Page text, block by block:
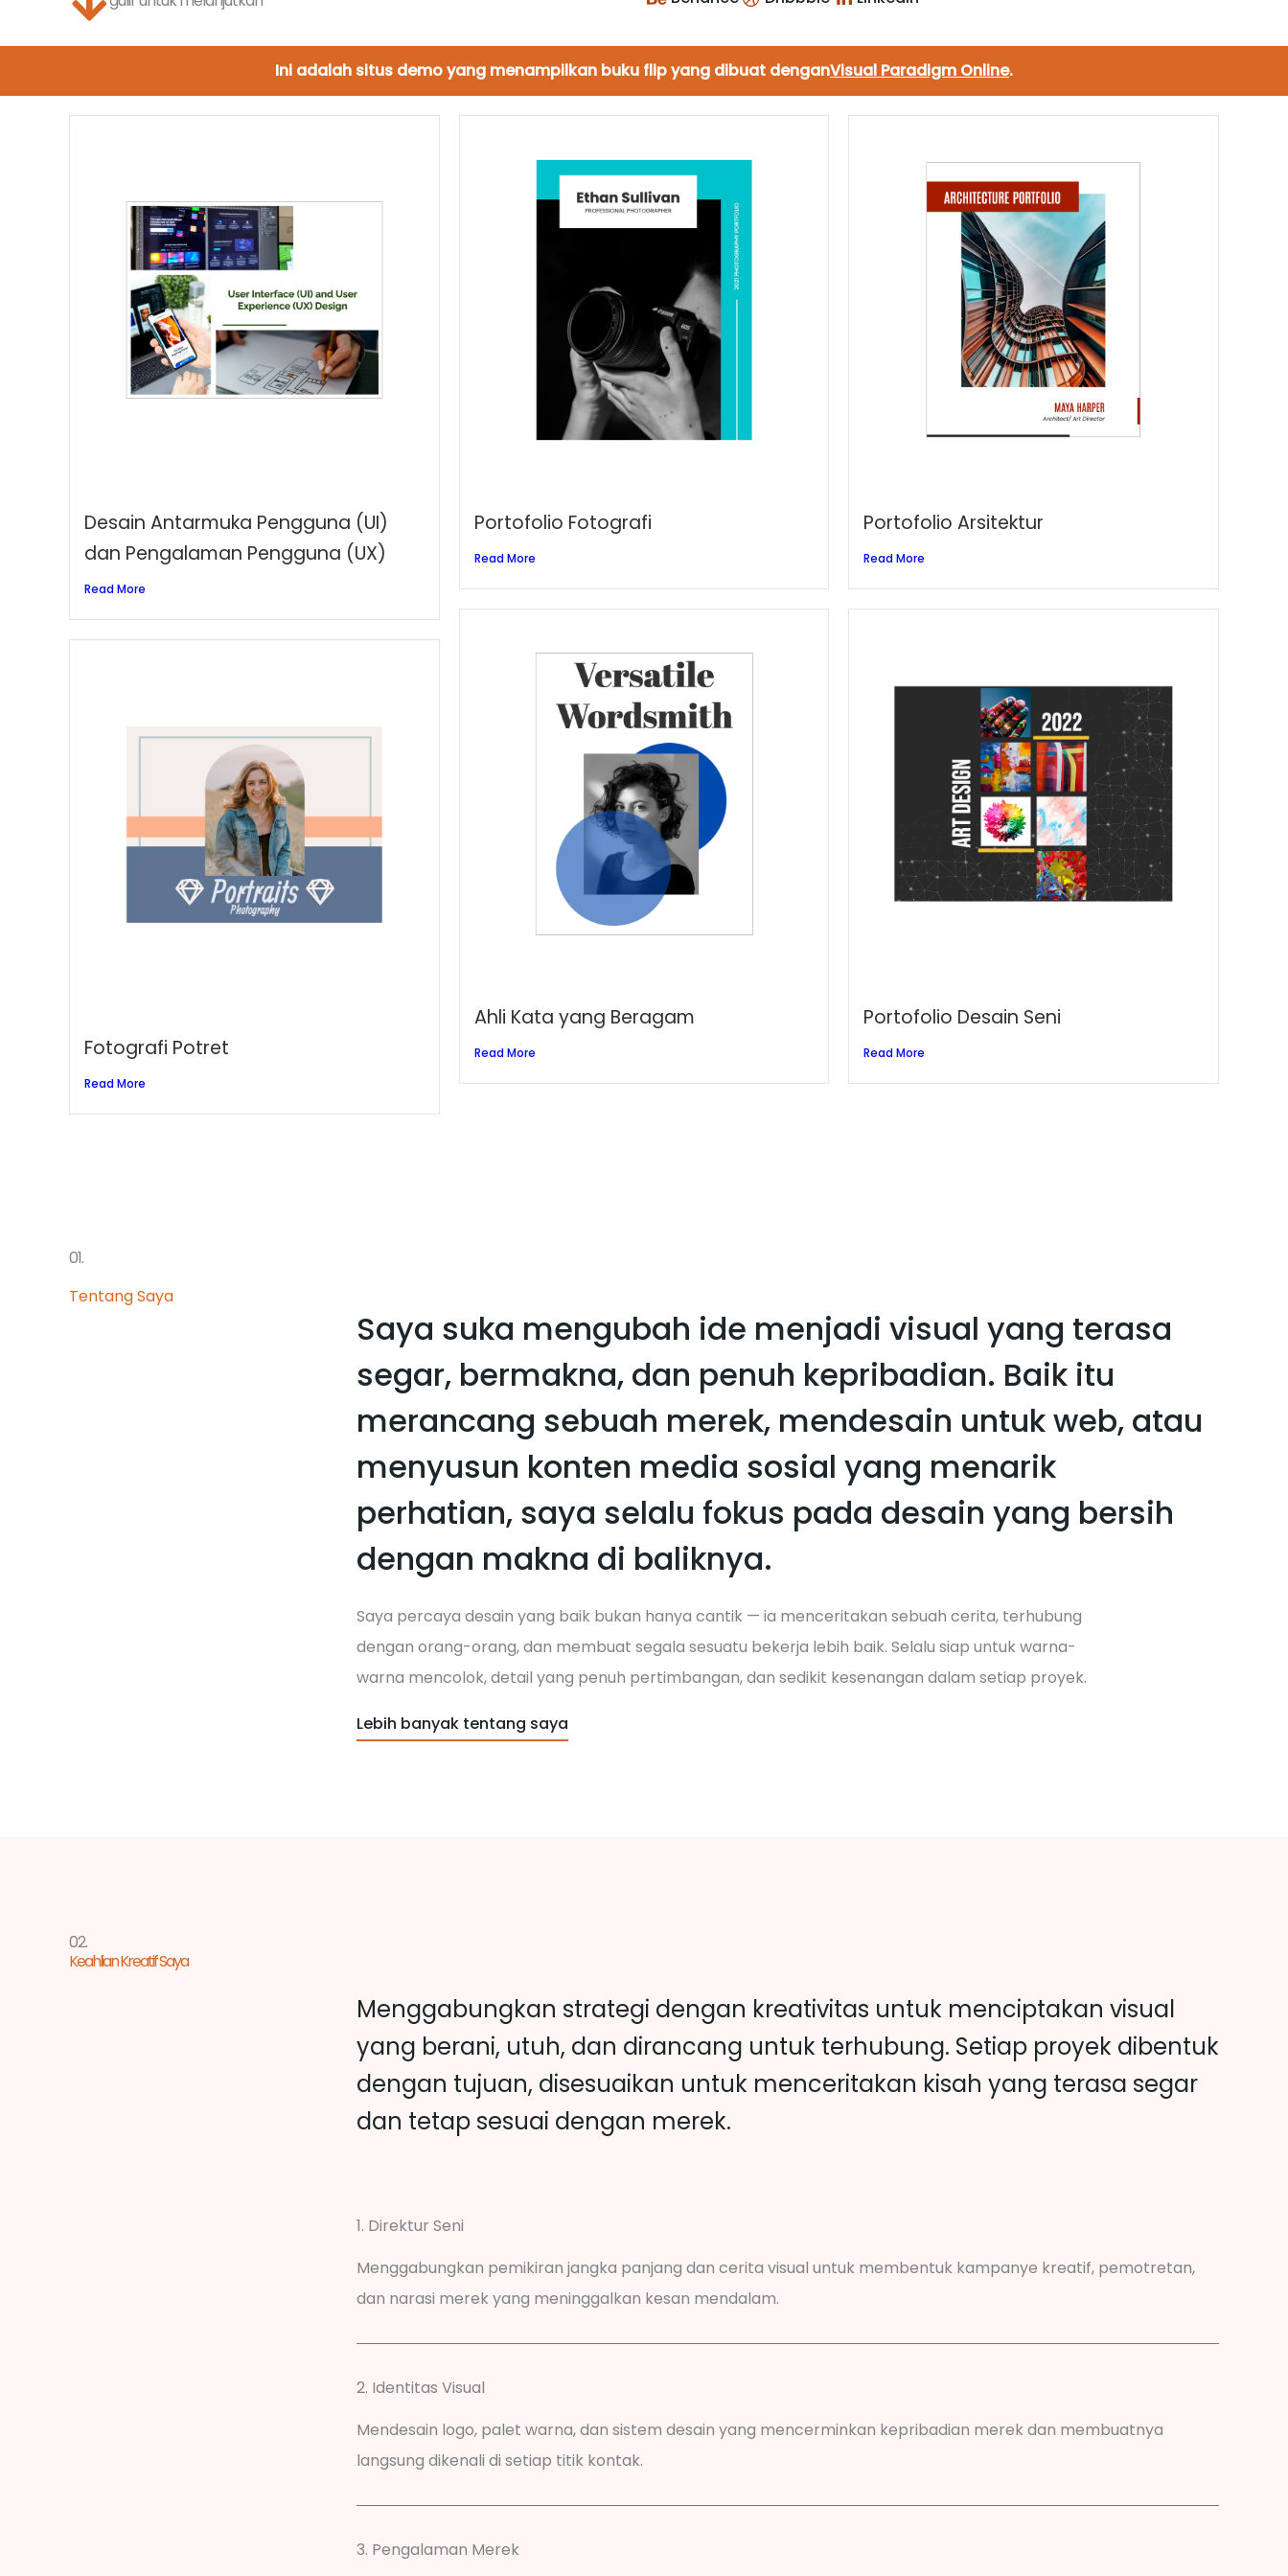
Ini adalah situs demo yang menampilkan buku flip yang dibuat denganVisual Paradigm Online.
Desain Antarmuka Pengguna (UI)
dan Pengalaman Pengguna (UX)
Read More
Portofolio Fotografi
Read More
Portofolio Arsitektur
Read More
Ahli Kata yang Beragam
Read More
Portofolio Desain Seni
Read More
Fotografi Potret
Read More
01.
Tentang Saya
Saya suka mengubah ide menjadi visual yang terasa
segar, bermakna, dan penuh kepribadian. Baik itu
merancang sebuah merek, mendesain untuk web, atau
menyusun konten media sosial yang menarik
perhatian, saya selalu fokus pada desain yang bersih
dengan makna di baliknya.
Saya percaya desain yang baik bukan hanya cantik — ia menceritakan sebuah cerita, terhubung
dengan orang-orang, dan membuat segala sesuatu bekerja lebih baik. Selalu siap untuk warna-
warna mencolok, detail yang penuh pertimbangan, dan sedikit kesenangan dalam setiap proyek.
Lebih banyak tentang saya
02.
Keahlian Kreatif Saya
Menggabungkan strategi dengan kreativitas untuk menciptakan visual
yang berani, utuh, dan dirancang untuk terhubung. Setiap proyek dibentuk
dengan tujuan, disesuaikan untuk menceritakan kisah yang terasa segar
dan tetap sesuai dengan merek.
1. Direktur Seni
Menggabungkan pemikiran jangka panjang dan cerita visual untuk membentuk kampanye kreatif, pemotretan,
dan narasi merek yang meninggalkan kesan mendalam.
2. Identitas Visual
Mendesain logo, palet warna, dan sistem desain yang mencerminkan kepribadian merek dan membuatnya
langsung dikenali di setiap titik kontak.
3. Pengalaman Merek